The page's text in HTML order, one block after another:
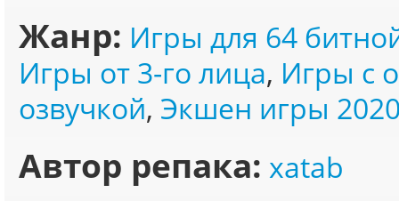
Жанр: Игры для 64
Игры от 3-го лица, Игры с
озвучкой, Экшен игры
Автор репака: xatab